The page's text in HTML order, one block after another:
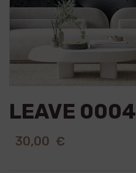
LEAVE 0004
30,00 €